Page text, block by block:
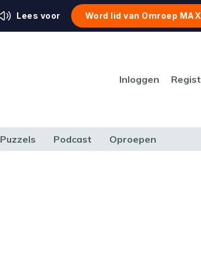
Lees voor Word lid van Omroep MAX
Inloggen
Puzzels Podcast Oproepen